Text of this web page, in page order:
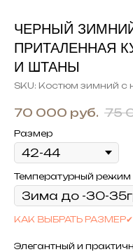
ЧЕРНЫЙ
ПРИТАЛЕННАЯ
И ШТАНЫ
SKU: Костюм зимний с
70 000 руб. 75
Размер
Температурный режим
КАК ВЫБРАТЬ РАЗМЕР✔
Элегантный и